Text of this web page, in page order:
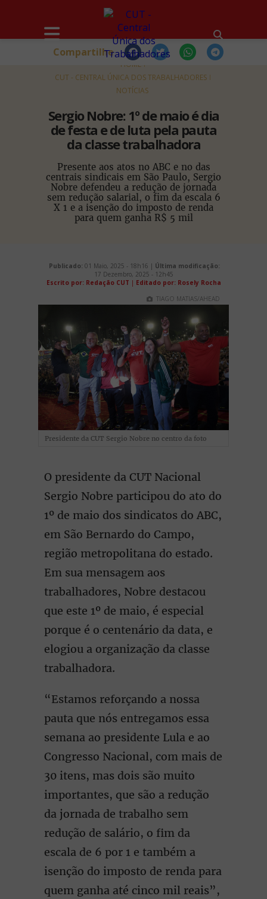
HOME
CUT - CENTRAL ÚNICA DOS TRABALHADORES
NOTÍCIAS
Sergio Nobre: 1º de maio é dia
de festa e de luta pela pauta
da classe trabalhadora
Presente aos atos no ABC e no das
centrais sindicais em São Paulo, Sergio
Nobre defendeu a redução de jornada
sem redução salarial, o fim da escala 6
X 1 e a isenção do imposto de renda
para quem ganha R$ 5 mil
Compartilhe
Publicado: 01 Maio, 2025 - 18h16 | Última modificação:
17 Dezembro, 2025 - 12h45
Escrito por: Redação CUT | Editado por: Rosely Rocha
TIAGO MATIAS/AHEAD
Presidente da CUT Sergio Nobre no centro da foto
O presidente da CUT Nacional
Sergio Nobre participou do ato do
1º de maio dos sindicatos do ABC,
em São Bernardo do Campo,
região metropolitana do estado.
Em sua mensagem aos
trabalhadores, Nobre destacou
que este 1º de maio, é especial
porque é o centenário da data, e
elogiou a organização da classe
trabalhadora.
“Estamos reforçando a nossa
pauta que nós entregamos essa
semana ao presidente Lula e ao
Congresso Nacional, com mais de
30 itens, mas dois são muito
importantes, que são a redução
da jornada de trabalho sem
redução de salário, o fim da
escala de 6 por 1 e também a
isenção do imposto de renda para
quem ganha até cinco mil reais”,